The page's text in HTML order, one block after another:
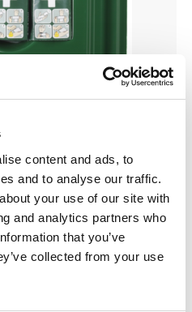
content and ads, to
and to analyse our traffic.
your use of our site with
and analytics partners who
that you’ve
collected from your use
Tavla Cederroth
Exklusive moms